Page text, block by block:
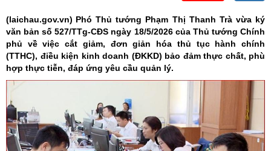
(laichau.gov.vn) Phó Thủ tướng Phạm Thị Thanh Trà vừa ký
văn bản số 527/TTg-CĐS ngày 18/5/2026 của Thủ tướng Chính
phủ về việc cắt giảm, đơn giản hóa thủ tục hành chính
(TTHC), điều kiện kinh doanh (ĐKKD) bảo đảm thực chất, phù
hợp thực tiễn, đáp ứng yêu cầu quản lý.